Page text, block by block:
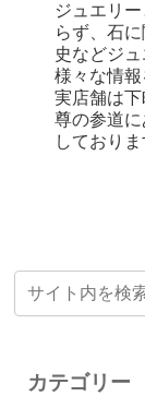
ジュエリ
らず、石
史などジ
様々な情報
実店舗は
尊の参道
しておりま
カテゴリー